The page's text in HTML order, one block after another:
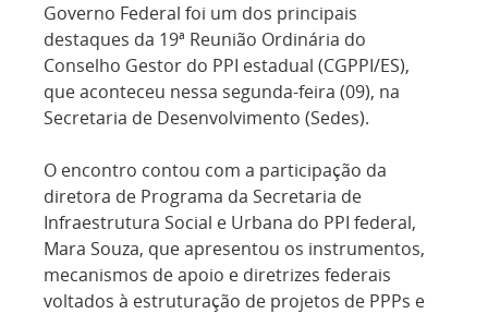
Governo Federal foi um dos principais
destaques da 19ª Reunião Ordinária do
Conselho Gestor do PPI estadual (CGPPI/ES),
que aconteceu nessa segunda-feira (09), na
Secretaria de Desenvolvimento (Sedes).
O encontro contou com a participação da
diretora de Programa da Secretaria de
Infraestrutura Social e Urbana do PPI federal,
Mara Souza, que apresentou os instrumentos,
mecanismos de apoio e diretrizes federais
voltados à estruturação de projetos de PPPs e